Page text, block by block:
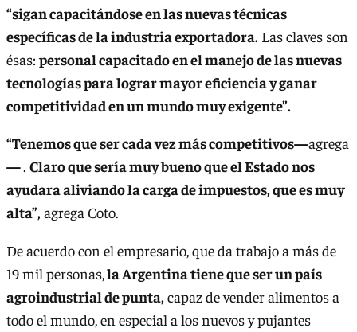
“sigan capacitándose en las nuevas técnicas
específicas de la industria exportadora. Las claves son
ésas:personal capacitado en el manejo de las nuevas
tecnologías para lograr mayor eficiencia y ganar
competitividad en un mundo muy exigente”.
“Tenemosque ser cada vez más competitivos—agrega
—. Claro que sería muy bueno que el Estado nos
ayudara aliviando la carga de impuestos, que es muy
alta”,agrega Coto.
De acuerdo con el empresario, que da trabajo a más de
19 mil personas,la Argentina tiene que ser un país
agroindustrial de punta,capaz de vender alimentos a
todo el mundo, en especial a los nuevos y pujantes